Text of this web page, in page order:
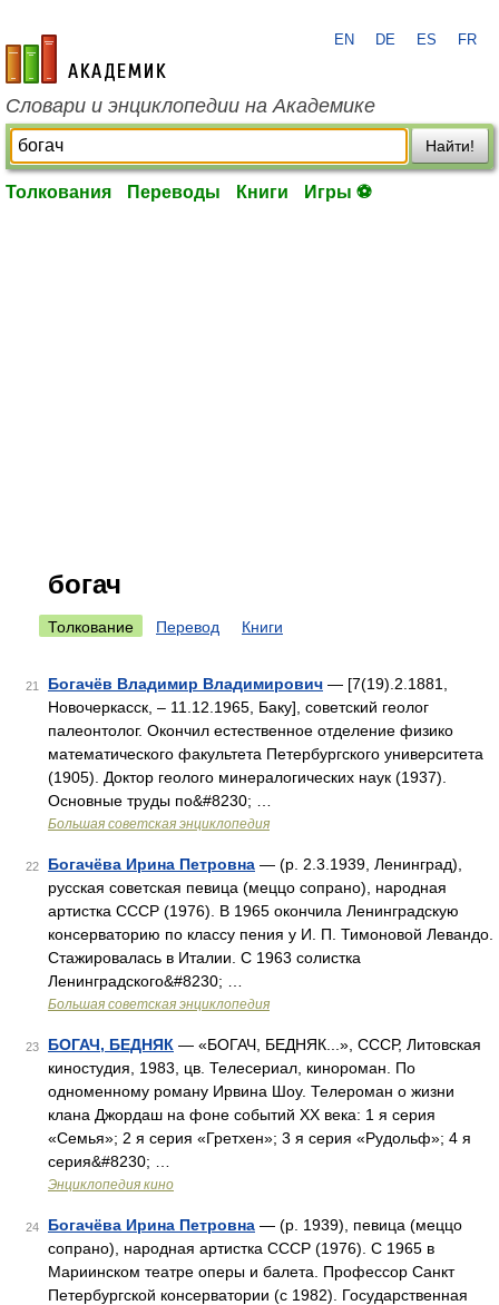
academic.ru
EN DE ES FR
Словари и энциклопедии на Академике
Найти!
Толкования Переводы Книги Игры ⚽
богач
Толкование Перевод Книги
21 Богачёв Владимир Владимирович — [7(19).2.1881,
Новочеркасск, ‒ 11.12.1965, Баку], советский геолог
палеонтолог. Окончил естественное отделение физико
математического факультета Петербургского университета
(1905). Доктор геолого минералогических наук (1937).
Основные труды по&#8230; …
Большая советская энциклопедия
22 Богачёва Ирина Петровна — (р. 2.3.1939, Ленинград),
русская советская певица (меццо сопрано), народная
артистка СССР (1976). В 1965 окончила Ленинградскую
консерваторию по классу пения у И. П. Тимоновой Левандо.
Стажировалась в Италии. С 1963 солистка
Ленинградского&#8230; …
Большая советская энциклопедия
23 БОГАЧ, БЕДНЯК — «БОГАЧ, БЕДНЯК...», СССР, Литовская
киностудия, 1983, цв. Телесериал, кинороман. По
одноменному роману Ирвина Шоу. Телероман о жизни
клана Джордаш на фоне событий XX века: 1 я серия
«Семья»; 2 я серия «Гретхен»; 3 я серия «Рудольф»; 4 я
серия&#8230; …
Энциклопедия кино
24 Богачёва Ирина Петровна — (р. 1939), певица (меццо
сопрано), народная артистка СССР (1976). С 1965 в
Мариинском театре оперы и балета. Профессор Санкт
Петербургской консерватории (с 1982). Государственная